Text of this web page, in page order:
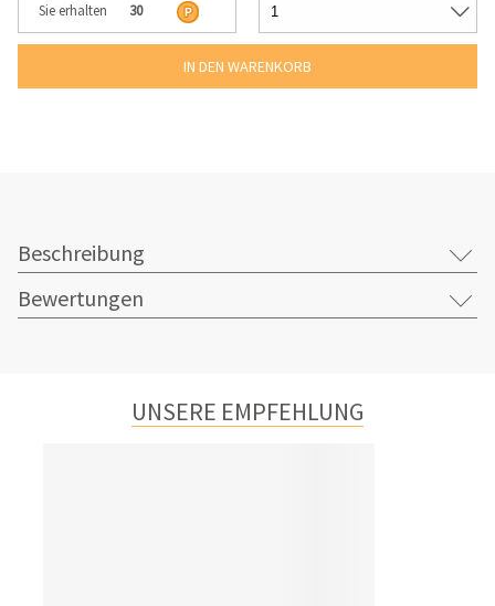
Sie erhalten 30
Beschreibung
Bewertungen
UNSERE EMPFEHLUNG